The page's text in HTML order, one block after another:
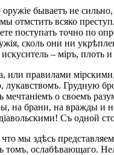
бываетъ не
всяко
поступать точно по
сколь они ни
– міръ, плоть
или правилами
лукавствомъ. Грудную
о своемъ
на брани, на вражды
Съ одной
мы здѣсь
ослабѣвающаго.